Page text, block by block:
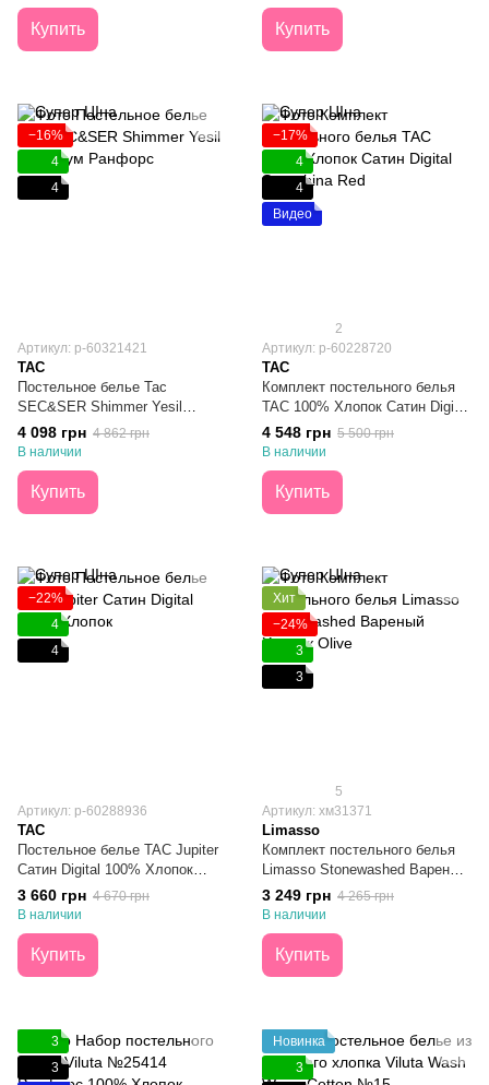
Купить Купить
−16%
4
4
Артикул: p-60321421
TAC
Постельное белье Тас
SEC&SER Shimmer Yesil
Премиум Ранфорс Евро
4 098 грн 4 862 грн
В наличии
Купить
−17%
4
4
Видео
2
Артикул: p-60228720
TAC
Комплект постельного белья
TAC 100% Хлопок Сатин Digital
Seraphina Red Евро
4 548 грн 5 500 грн
В наличии
Купить
−22%
4
4
Артикул: p-60288936
TAC
Постельное белье TAC Jupiter
Сатин Digital 100% Хлопок
Полуторное
3 660 грн 4 670 грн
В наличии
Купить
Хит
−24%
3
3
5
Артикул: хм31371
Limasso
Комплект постельного белья
Limasso Stonewashed Вареный
Хлопок Olive Евро
3 249 грн 4 265 грн
В наличии
Купить
3
3
Новинка
3